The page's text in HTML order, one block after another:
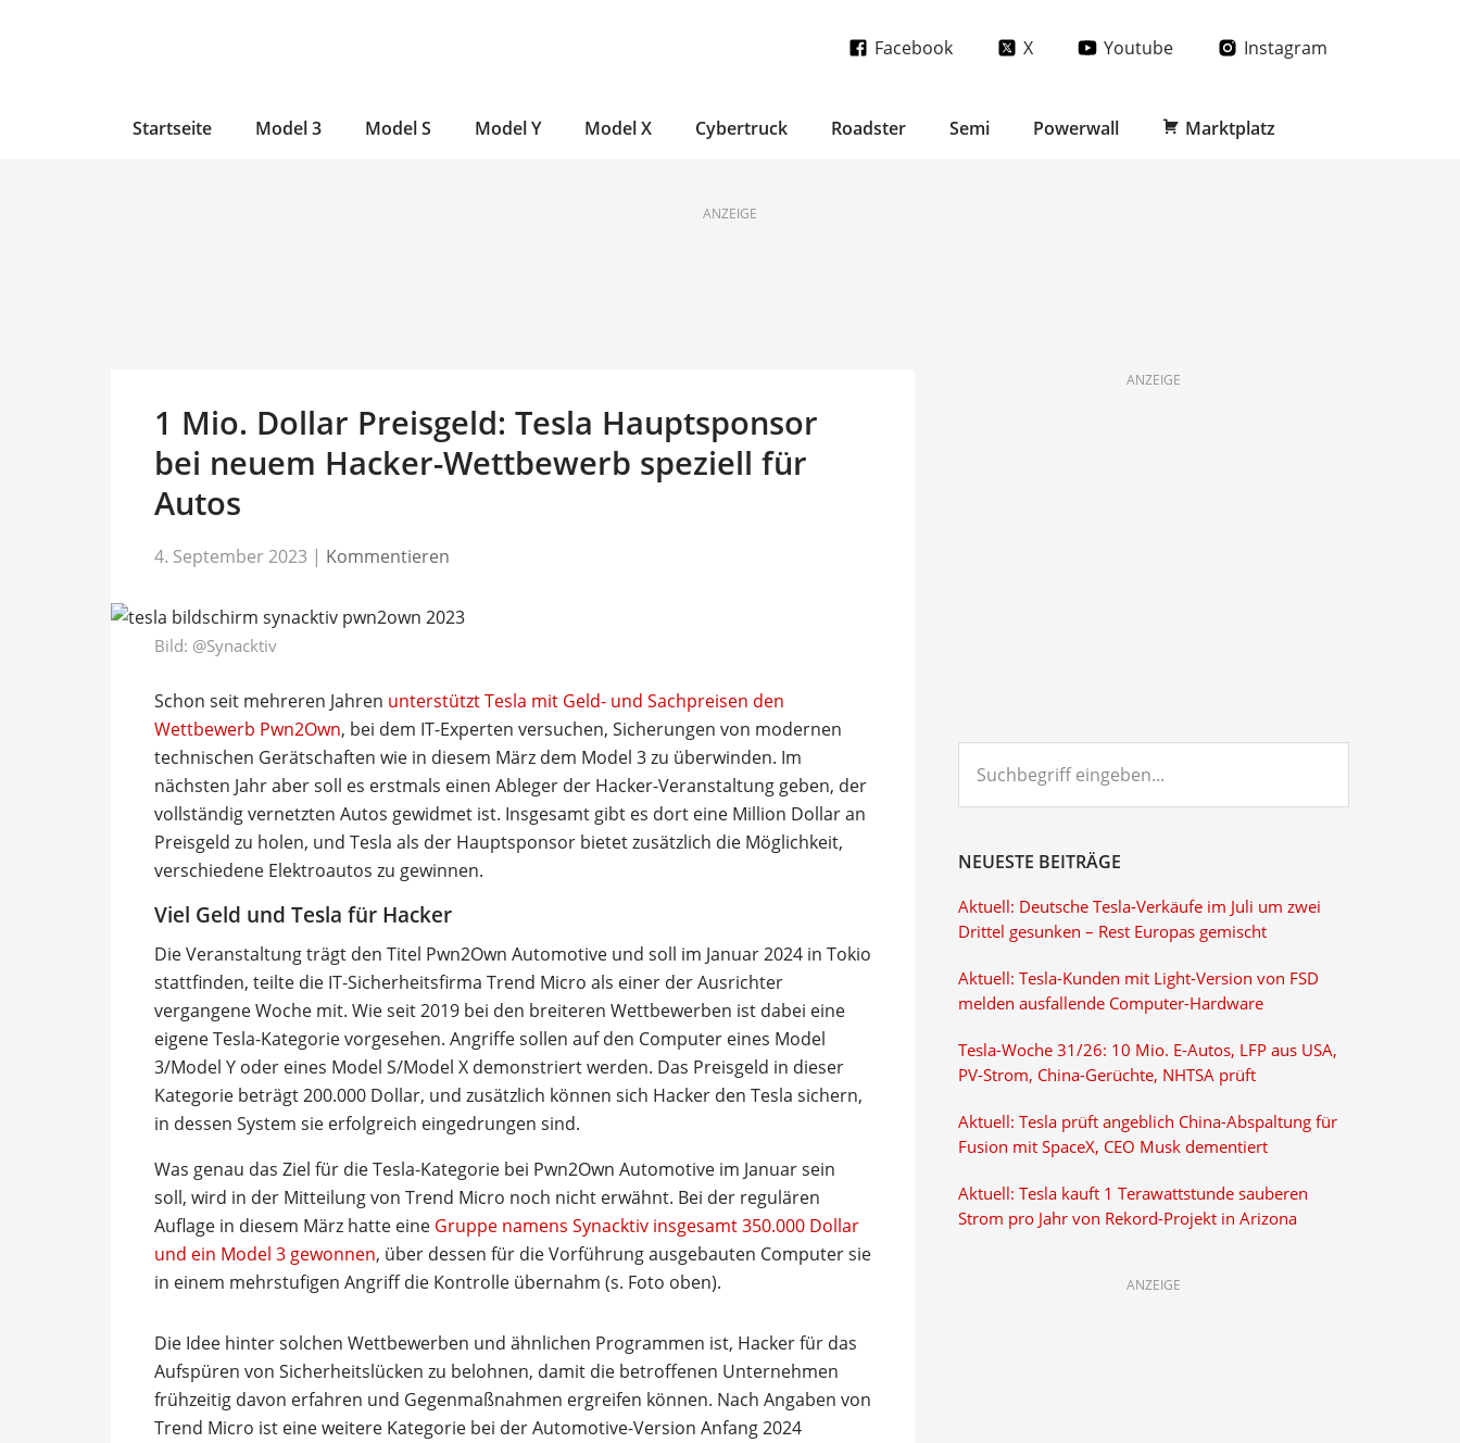
Facebook X Youtube Instagram
Startseite Model 3 Model S Model Y Model X Cybertruck Roadster Semi Powerwall Marktplatz
ANZEIGE
1 Mio. Dollar Preisgeld: Tesla Hauptsponsor
bei neuem Hacker-Wettbewerb speziell für
Autos
4. September 2023 | Kommentieren
Bild: @Synacktiv
Schon seit mehreren Jahren unterstützt Tesla mit Geld- und Sachpreisen den
Wettbewerb Pwn2Own, bei dem IT-Experten versuchen, Sicherungen von modernen
technischen Gerätschaften wie in diesem März dem Model 3 zu überwinden. Im
nächsten Jahr aber soll es erstmals einen Ableger der Hacker-Veranstaltung geben, der
vollständig vernetzten Autos gewidmet ist. Insgesamt gibt es dort eine Million Dollar an
Preisgeld zu holen, und Tesla als der Hauptsponsor bietet zusätzlich die Möglichkeit,
verschiedene Elektroautos zu gewinnen.
Viel Geld und Tesla für Hacker
Die Veranstaltung trägt den Titel Pwn2Own Automotive und soll im Januar 2024 in Tokio
stattfinden, teilte die IT-Sicherheitsfirma Trend Micro als einer der Ausrichter
vergangene Woche mit. Wie seit 2019 bei den breiteren Wettbewerben ist dabei eine
eigene Tesla-Kategorie vorgesehen. Angriffe sollen auf den Computer eines Model
3/Model Y oder eines Model S/Model X demonstriert werden. Das Preisgeld in dieser
Kategorie beträgt 200.000 Dollar, und zusätzlich können sich Hacker den Tesla sichern,
in dessen System sie erfolgreich eingedrungen sind.
Was genau das Ziel für die Tesla-Kategorie bei Pwn2Own Automotive im Januar sein
soll, wird in der Mitteilung von Trend Micro noch nicht erwähnt. Bei der regulären
Auflage in diesem März hatte eine Gruppe namens Synacktiv insgesamt 350.000 Dollar
und ein Model 3 gewonnen, über dessen für die Vorführung ausgebauten Computer sie
in einem mehrstufigen Angriff die Kontrolle übernahm (s. Foto oben).
Die Idee hinter solchen Wettbewerben und ähnlichen Programmen ist, Hacker für das
Aufspüren von Sicherheitslücken zu belohnen, damit die betroffenen Unternehmen
frühzeitig davon erfahren und Gegenmaßnahmen ergreifen können. Nach Angaben von
Trend Micro ist eine weitere Kategorie bei der Automotive-Version Anfang 2024
ANZEIGE
eingeben...
NEUESTE BEITRÄGE
Aktuell: Deutsche Tesla-Verkäufe im Juli um zwei
Drittel gesunken – Rest Europas gemischt
Aktuell: Tesla-Kunden mit Light-Version von FSD
melden ausfallende Computer-Hardware
Tesla-Woche 31/26: 10 Mio. E-Autos, LFP aus USA,
PV-Strom, China-Gerüchte, NHTSA prüft
Aktuell: Tesla prüft angeblich China-Abspaltung für
Fusion mit SpaceX, CEO Musk dementiert
Aktuell: Tesla kauft 1 Terawattstunde sauberen
Strom pro Jahr von Rekord-Projekt in Arizona
ANZEIGE